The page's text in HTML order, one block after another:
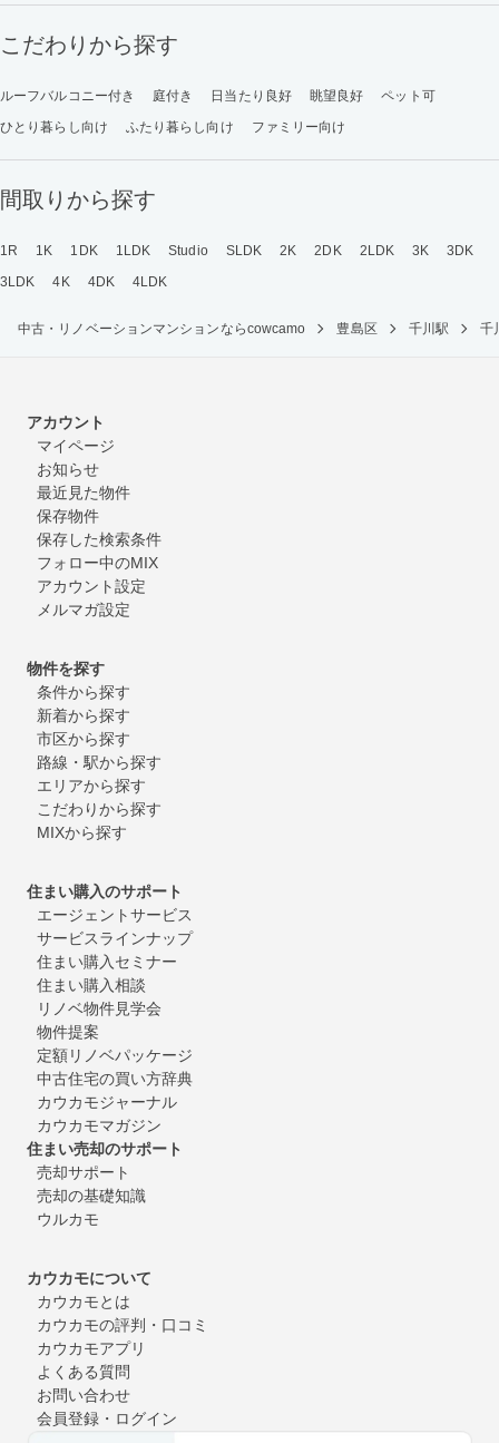
こだわりから探す
ルーフバルコニー付き 庭付き 日当たり良好 眺望良好
ペット可
ひとり暮らし向け
ふたり暮らし向け ファミリー向け
間取りから探す
1R 1K 1DK 1LDK Studio SLDK 2K 2DK 2LDK 3K
3DK
3LDK
4K 4DK 4LDK
中古・リノベーションマンションならcowcamo 豊島区 千川駅 千
アカウント
マイページ
お知らせ
最近見た物件
保存物件
保存した検索条件
フォロー中のMIX
アカウント設定
メルマガ設定
物件を探す
条件から探す
新着から探す
市区から探す
路線・駅から探す
エリアから探す
こだわりから探す
MIXから探す
住まい購入のサポート
エージェントサービス
サービスラインナップ
住まい購入セミナー
住まい購入相談
リノベ物件見学会
物件提案
定額リノベパッケージ
中古住宅の買い方辞典
カウカモジャーナル
カウカモマガジン
住まい売却のサポート
売却サポート
売却の基礎知識
ウルカモ
カウカモについて
カウカモとは
カウカモの評判・口コミ
カウカモアプリ
よくある質問
お問い合わせ
会員登録・ログイン